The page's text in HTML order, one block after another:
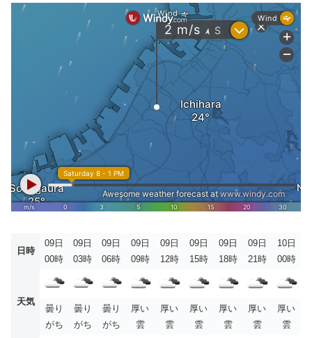
日時
09日
00時
09日
03時
09日
06時
09日
09時
09日
12時
09日
15時
09日
18時
09日
21時
10日
00時
天気
曇り
がち
曇り
がち
曇り
がち
厚い
雲
厚い
雲
厚い
雲
厚い
雲
厚い
雲
厚い
雲